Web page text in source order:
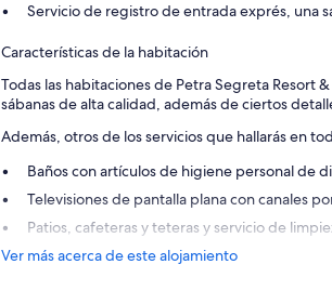
Servicio de registro de entrada exprés, una
Características de la habitación
Todas las habitaciones de Petra Segreta Resort
sábanas de alta calidad, además de ciertos
Además, otros de los servicios que hallarás en
Baños con artículos de higiene personal de
Televisiones de pantalla plana con canales
Patios, cafeteras y teteras y servicio de
Ver más acerca de este alojamiento